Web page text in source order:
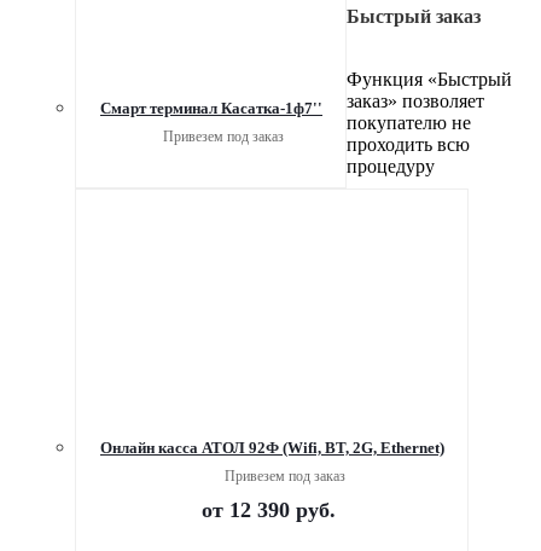
Смарт терминал Касатка-1ф7''
Привезем под заказ
Онлайн касса АТОЛ 92Ф (Wifi, BT, 2G, Ethernet)
Привезем под заказ
от 12 390 руб.
Быстрый заказ
Функция «Быстрый
заказ» позволяет
покупателю не
проходить всю
процедуру